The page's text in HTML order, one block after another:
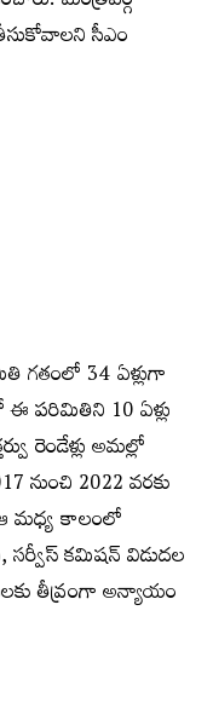
సీఎం
గతంలో 34 ఏళ్లుగా
పరిమితిని 10 ఏళ్లు
రెండేళ్లు అమల్లో
నుంచి 2022 వరకు
మధ్య కాలంలో
సర్వీస్‌ కమిషన్‌ విడుదల
తీవ్రంగా అన్యాయం